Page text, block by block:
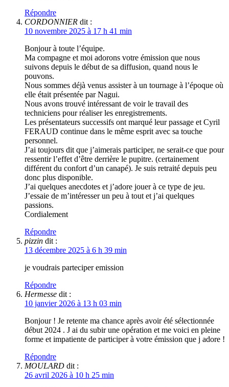
Répondre
CORDONNIER dit :
10 novembre 2025 à 17 h 41 min
Bonjour à toute l’équipe.
Ma compagne et moi adorons votre émission que nous
suivons depuis le début de sa diffusion, quand nous le
pouvons.
Nous sommes déjà venus assister à un tournage à l’époque où
elle était présentée par Nagui.
Nous avons trouvé intéressant de voir le travail des
techniciens pour réaliser les enregistrements.
Les présentateurs successifs ont marqué leur passage et Cyril
FERAUD continue dans le même esprit avec sa touche
personnel.
J’ai toujours dit que j’aimerais participer, ne serait-ce que pour
ressentir l’effet d’être derrière le pupitre. (certainement
différent du confort d’un canapé). Je suis retraité depuis peu
donc plus disponible.
J’ai quelques anecdotes et j’adore jouer à ce type de jeu.
J’essaie de m’intéresser un peu à tout et j’ai quelques
passions.
Cordialement
Répondre
pizzin dit :
13 décembre 2025 à 6 h 39 min
je voudrais parteciper emission
Répondre
Hermesse dit :
10 janvier 2026 à 13 h 03 min
Bonjour ! Je retente ma chance après avoir été sélectionnée
début 2024 . J ai du subir une opération et me voici en pleine
forme et impatiente de participer à votre émission que j adore !
Répondre
MOULARD dit :
26 avril 2026 à 10 h 25 min